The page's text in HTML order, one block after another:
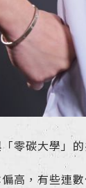
零碳大學」
高，有些連